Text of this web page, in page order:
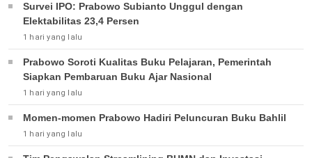
Survei IPO: Prabowo Subianto Unggul dengan
Elektabilitas 23,4 Persen
1 hari yang lalu
Prabowo Soroti Kualitas Buku Pelajaran, Pemerintah
Siapkan Pembaruan Buku Ajar Nasional
1 hari yang lalu
Momen-momen Prabowo Hadiri Peluncuran Buku Bahlil
1 hari yang lalu